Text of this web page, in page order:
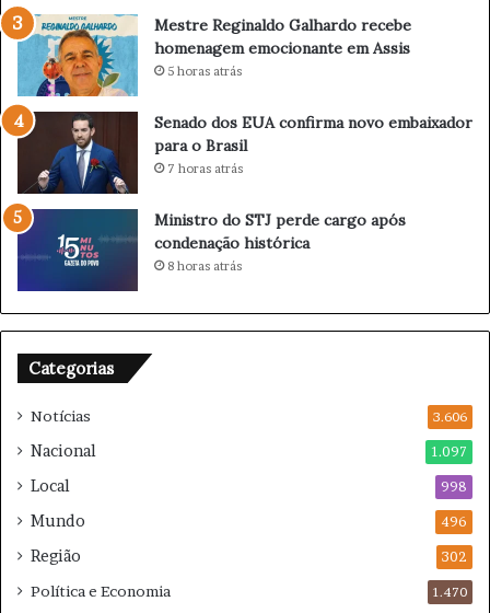
d
i
l
á
i
c
B
o
o
x
l
m
i
e
Mestre Reginaldo Galhardo recebe
homenagem emocionante em Assis
5 horas atrás
Senado dos EUA confirma novo embaixador
para o Brasil
7 horas atrás
Ministro do STJ perde cargo após
condenação histórica
8 horas atrás
Categorias
Notícias 3.606
Nacional 1.097
Local 998
Mundo 496
Região 302
Política e Economia 1.470